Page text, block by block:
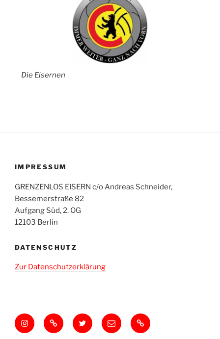
Die Eisernen
IMPRESSUM
GRENZENLOS EISERN c/o Andreas Schneider,
Bessemerstraße 82
Aufgang Süd, 2. OG
12103 Berlin
DATENSCHUTZ
Zur Datenschutzerklärung
InstagramBlueSky GrnznlsEisern
E-
Mail
Mastodon